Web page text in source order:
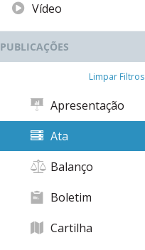
Vídeo
PUBLICAÇÕES
Limpar Filtros
Apresentação
Ata
Balanço
Boletim
Cartilha